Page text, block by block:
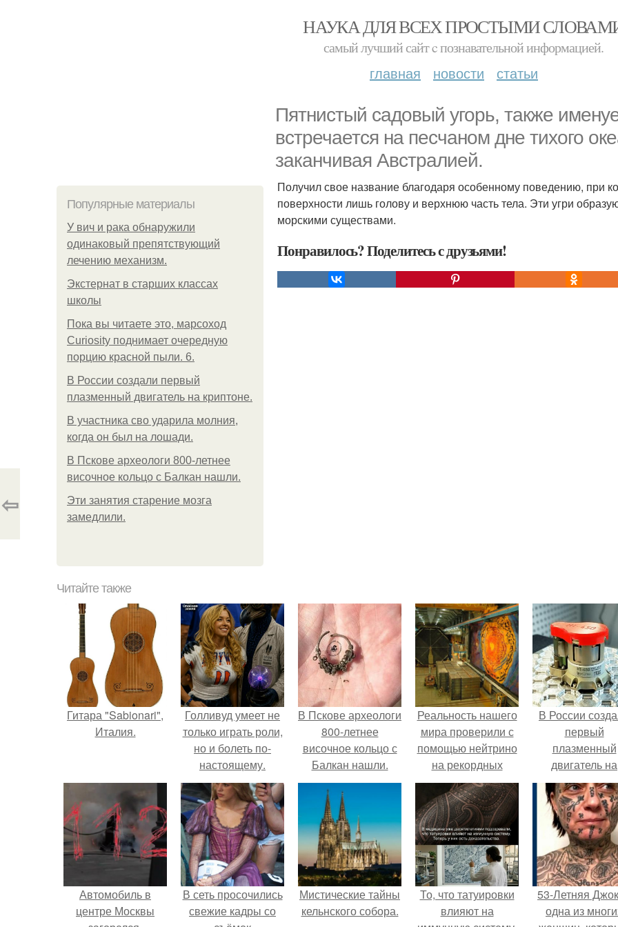
НАУКА ДЛЯ ВСЕХ ПРОСТЫМИ
самый лучший сайт c познавательной информацией.
главная новости статьи
Пятнистый садовый угорь, также
встречается на песчаном дне тихого
заканчивая Австралией.
Популярные материалы
У вич и рака обнаружили
одинаковый препятствующий
лечению механизм.
Экстернат в старших классах
школы
Пока вы читаете это, марсоход
Curiosity поднимает очередную
порцию красной пыли. 6.
В России создали первый
плазменный двигатель на криптоне.
В участника сво ударила молния,
когда он был на лошади.
В Пскове археологи 800-летнее
височное кольцо с Балкан нашли.
Эти занятия старение мозга
замедлили.
Получил свое название благодаря особенному поведению, при
поверхности лишь голову и верхнюю часть тела. Эти угри
морскими существами.
Понравилось? Поделитесь с друзьями!
⇦
Читайте также
Гитара "Sabionari",
Италия.
Голливуд умеет не
только играть роли,
но и болеть по-
настоящему.
В Пскове археологи
800-летнее
височное кольцо с
Балкан нашли.
Реальность нашего
мира проверили с
помощью нейтрино
на рекордных
расстояниях.
В России
первый
плазменный
двигатель на
криптоне.
Автомобиль в
центре Москвы
В сеть просочились
свежие кадры со
Мистические тайны
кельнского собора.
То, что татуировки
влияют на
53-Летняя
одна из